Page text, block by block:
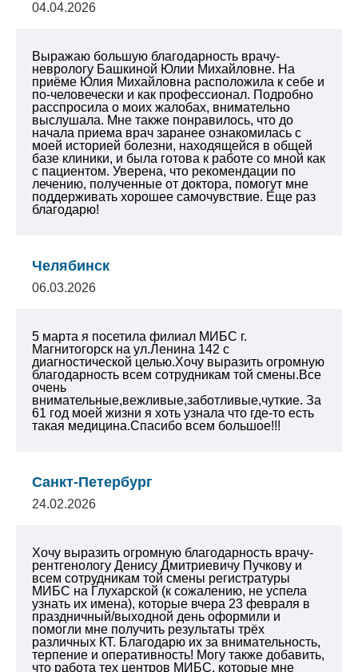
04.04.2026
Выражаю большую благодарность врачу-
неврологу Башкиной Юлии Михайловне. На
приёме Юлия Михайловна расположила к себе и
по-человечески и как профессионал. Подробно
расспросила о моих жалобах, внимательно
выслушала. Мне также понравилось, что до
начала приема врач заранее ознакомилась с
моей историей болезни, находящейся в общей
базе клиники, и была готова к работе со мной как
с пациентом. Уверена, что рекомендации по
лечению, полученные от доктора, помогут мне
поддерживать хорошее самочувствие. Еще раз
благодарю!
Челябинск
06.03.2026
5 марта я посетила филиал МИБС г.
Магнитогорск на ул.Ленина 142 с
диагностической целью.Хочу выразить огромную
благодарность всем сотрудникам той смены.Все
очень
внимательные,вежливые,заботливые,чуткие. За
61 год моей жизни я хоть узнала что где-то есть
такая медицина.Спасибо всем большое!!!
Санкт-Петербург
24.02.2026
Хочу выразить огромную благодарность врачу-
рентгенологу Денису Дмитриевичу Пучкову и
всем сотрудникам той смены регистратуры
МИБС на Глухарской (к сожалению, не успела
узнать их имена), которые вчера 23 февраля в
праздничный/выходной день оформили и
помогли мне получить результаты трёх
различных КТ. Благодарю их за внимательность,
терпение и оперативность! Могу также добавить,
что работа тех центров МИБС, которые мне